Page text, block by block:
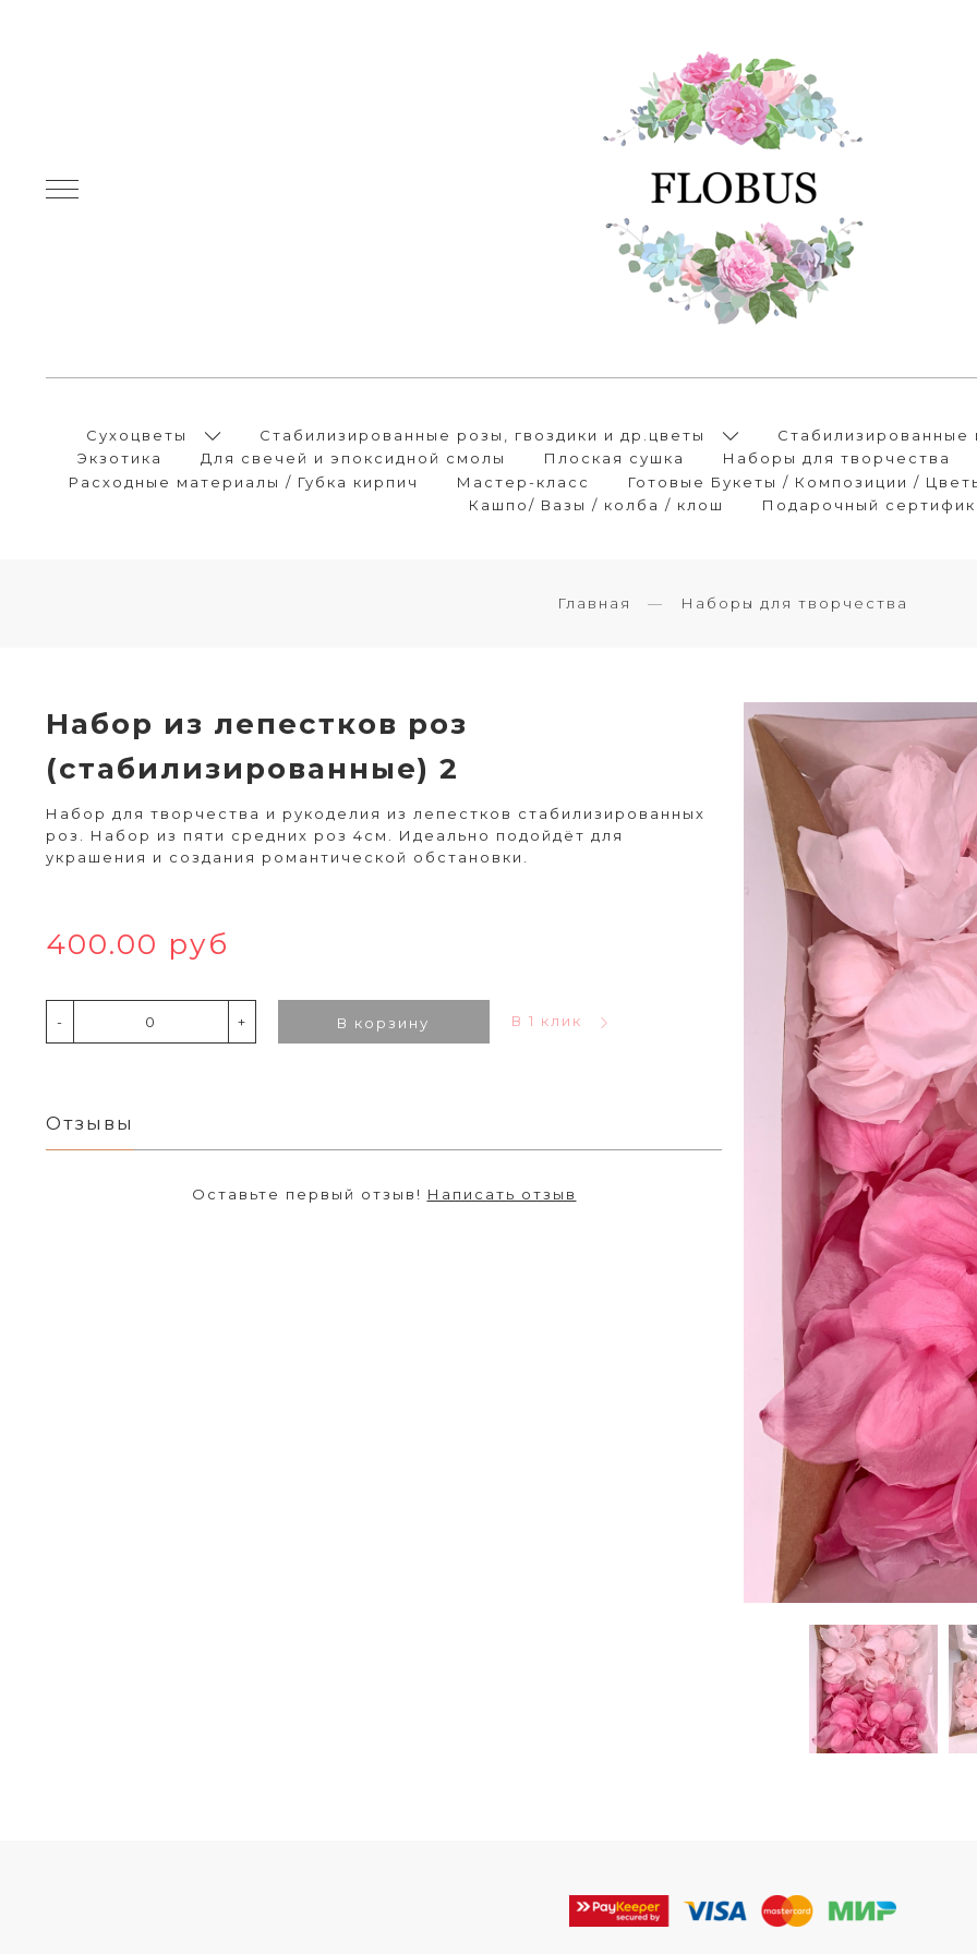
Сухоцветы Стабилизированные розы, гвоздики и др.цветы
Стабилизированные
Экзотика
Для свечей и эпоксидной смолы Плоская сушка
Наборы для творчества
Расходные материалы / Губка кирпич
Мастер-класс
Готовые Букеты / Композиции /
Кашпо/ Вазы / колба / клош
Подарочный
Главная Наборы для творчества
Набор из лепестков роз
(стабилизированные) 2
Набор для творчества и рукоделия из лепестков стабилизированных
роз. Набор из пяти средних роз 4см. Идеально подойдёт для
украшения и создания романтической обстановки.
400.00 руб
- + В корзину В 1 клик
Отзывы
Оставьте первый отзыв! Написать отзыв